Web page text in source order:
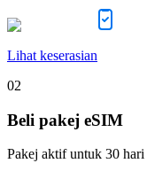
Lihat keserasian
02
Beli pakej eSIM
Pakej aktif untuk 30 hari